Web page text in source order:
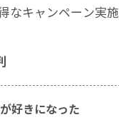
なキャンペーン実施
好きになった